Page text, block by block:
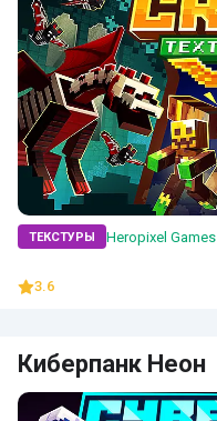
ТЕКСТУРЫ Heropixel Games
3.6
Киберпанк Неон